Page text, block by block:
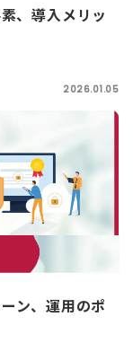
、導入メリッ
2026.01.05
ン、運用のポ